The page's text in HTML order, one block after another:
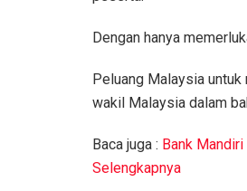
Dengan hanya
Peluang Malaysia
wakil Malaysia dalam
Baca juga : Bank
Selengkapnya